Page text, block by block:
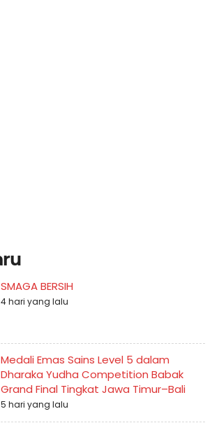
SMAGA BERSIH
4 hari yang lalu
Medali Emas Sains Level 5 dalam
Dharaka Yudha Competition Babak
Grand Final Tingkat Jawa Timur–Bali
5 hari yang lalu